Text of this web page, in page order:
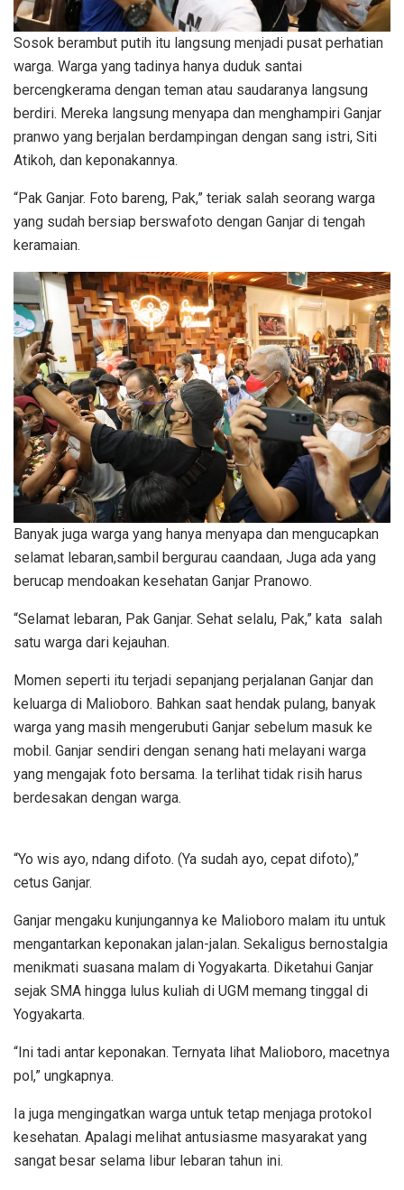
Sosok berambut putih itu langsung menjadi pusat perhatian
warga. Warga yang tadinya hanya duduk santai
bercengkerama dengan teman atau saudaranya langsung
berdiri. Mereka langsung menyapa dan menghampiri Ganjar
pranwo yang berjalan berdampingan dengan sang istri, Siti
Atikoh, dan keponakannya.
“Pak Ganjar. Foto bareng, Pak,” teriak salah seorang warga
yang sudah bersiap berswafoto dengan Ganjar di tengah
keramaian.
Banyak juga warga yang hanya menyapa dan mengucapkan
selamat lebaran,sambil bergurau caandaan, Juga ada yang
berucap mendoakan kesehatan Ganjar Pranowo.
“Selamat lebaran, Pak Ganjar. Sehat selalu, Pak,” kata salah
satu warga dari kejauhan.
Momen seperti itu terjadi sepanjang perjalanan Ganjar dan
keluarga di Malioboro. Bahkan saat hendak pulang, banyak
warga yang masih mengerubuti Ganjar sebelum masuk ke
mobil. Ganjar sendiri dengan senang hati melayani warga
yang mengajak foto bersama. Ia terlihat tidak risih harus
berdesakan dengan warga.
“Yo wis ayo, ndang difoto. (Ya sudah ayo, cepat difoto),”
cetus Ganjar.
Ganjar mengaku kunjungannya ke Malioboro malam itu untuk
mengantarkan keponakan jalan-jalan. Sekaligus bernostalgia
menikmati suasana malam di Yogyakarta. Diketahui Ganjar
sejak SMA hingga lulus kuliah di UGM memang tinggal di
Yogyakarta.
“Ini tadi antar keponakan. Ternyata lihat Malioboro, macetnya
pol,” ungkapnya.
Ia juga mengingatkan warga untuk tetap menjaga protokol
kesehatan. Apalagi melihat antusiasme masyarakat yang
sangat besar selama libur lebaran tahun ini.